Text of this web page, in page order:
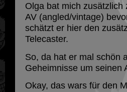
Olga bat mich
AV (angled/vintage)
schätzt er hier den
Telecaster.
So, da hat er mal schön
Geheimnisse um seinen
Okay, das wars für den